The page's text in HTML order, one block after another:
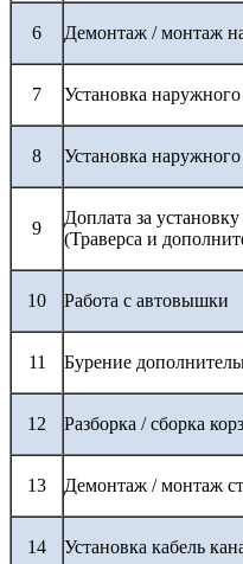
6 Демонтаж / монтаж
7 Установка
8 Установка
9
Доплата за
(Траверса и
10 Работа с автовышки
11 Бурение
12 Разборка / сборка
13 Демонтаж / монтаж
14 Установка кабель